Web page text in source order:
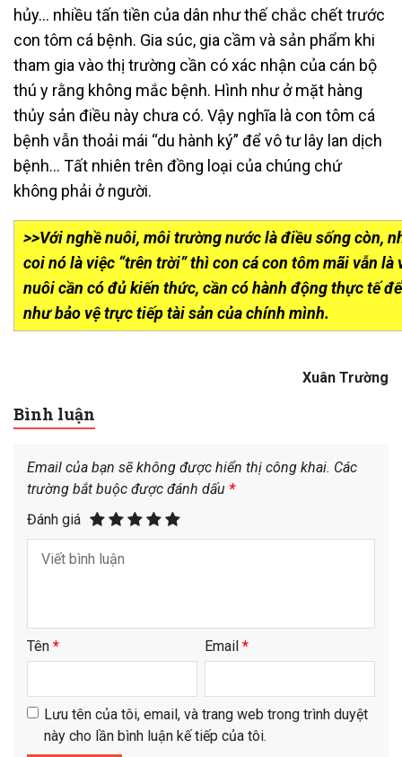
hủy… nhiều tấn tiền của dân như thế chắc chết trước
con tôm cá bệnh. Gia súc, gia cầm và sản phẩm khi
tham gia vào thị trường cần có xác nhận của cán bộ
thú y rằng không mắc bệnh. Hình như ở mặt hàng
thủy sản điều này chưa có. Vậy nghĩa là con tôm cá
bệnh vẫn thoải mái “du hành ký” để vô tư lây lan dịch
bệnh… Tất nhiên trên đồng loại của chúng chứ
không phải ở người.
>>Với nghề nuôi, môi trường nước là điều sống còn,
coi nó là việc “trên trời” thì con cá con tôm mãi vẫn là
nuôi cần có đủ kiến thức, cần có hành động thực tế
như bảo vệ trực tiếp tài sản của chính mình.
Xuân Trường
Bình luận
Email của bạn sẽ không được hiển thị công khai. Các
trường bắt buộc được đánh dấu *
Đánh giá
Tên * Email *
Lưu tên của tôi, email, và trang web trong trình duyệt
này cho lần bình luận kế tiếp của tôi.